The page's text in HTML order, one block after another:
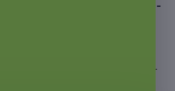
в пугающем перформанс-
Dream Quest